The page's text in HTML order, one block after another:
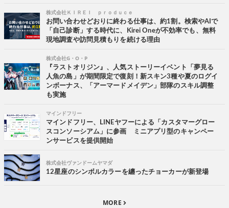
株式会社ＫＩＲＥＩ ｐｒｏｄｕｃｅ
お問い合わせどおりに終わる仕事は、約1割。検索やAIで
「自己診断」する時代に、Kirei Oneが不効率でも、無料
現地調査や訪問見積もりを続ける理由
株式会社G・O・P
『ラストオリジン』、人気ストーリーイベント「夢見る
人魚の島」が期間限定で復刻！新スキン3種や夏のログイ
ンボーナス、「アーマードメイデン」部隊のスキル調整
も実施
マインドフリー
マインドフリー、LINEヤフーによる「カスタマーグロー
スコンソーシアム」に参画 ミニアプリ型のキャンペー
ンサービスを提供開始
株式会社ヴァンドームヤマダ
12星座のシンボルカラーを纏ったチョーカーが新登場
MORE